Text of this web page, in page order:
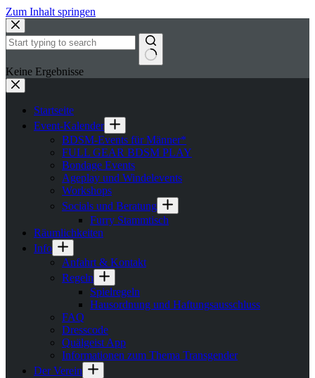
Zum Inhalt springen
Keine Ergebnisse
Startseite
Event-Kalender
BDSM-Events für Männer*
FULL GEAR BDSM PLAY
Bondage Events
Ageplay und Windelevents
Workshops
Socials und Beratung
Furry Stammtisch
Räumlichkeiten
Info
Anfahrt & Kontakt
Regeln
Spielregeln
Hausordnung und Haftungsausschluss
FAQ
Dresscode
Quälgeist App
Informationen zum Thema Transgender
Der Verein